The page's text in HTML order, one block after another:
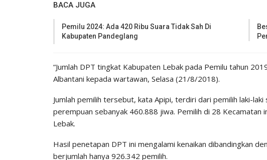
BACA JUGA
Pemilu 2024: Ada 420 Ribu Suara Tidak Sah Di
Kabupaten Pandeglang
“Jumlah DPT tingkat Kabupaten Lebak pada Pemilu tahun
Albantani kepada wartawan, Selasa (21/8/2018).
Jumlah pemilih tersebut, kata Apipi, terdiri dari pemilih laki-
perempuan sebanyak 460.888 jiwa. Pemilih di 28 Kecamatan
Lebak.
Hasil penetapan DPT ini mengalami kenaikan dibandingkan
berjumlah hanya 926.342 pemilih.